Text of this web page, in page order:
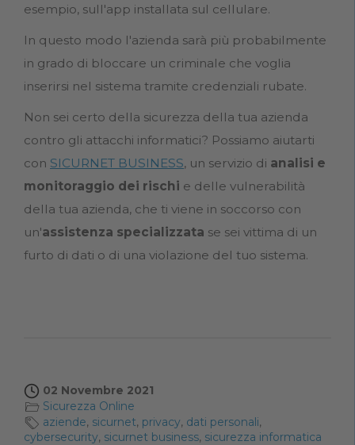
esempio, sull'app installata sul cellulare.
In questo modo l'azienda sarà più probabilmente
in grado di bloccare un criminale che voglia
inserirsi nel sistema tramite credenziali rubate.
Non sei certo della sicurezza della tua azienda
contro gli attacchi informatici? Possiamo aiutarti
con SICURNET BUSINESS, un servizio di analisi e
monitoraggio dei rischi e delle vulnerabilità
della tua azienda, che ti viene in soccorso con
un'assistenza specializzata se sei vittima di un
furto di dati o di una violazione del tuo sistema.
02 Novembre 2021
Sicurezza Online
aziende, sicurnet, privacy, dati personali,
cybersecurity, sicurnet business, sicurezza informatica